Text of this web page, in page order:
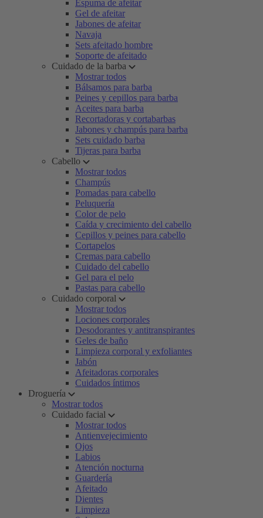
Espuma de afeitar
Gel de afeitar
Jabones de afeitar
Navaja
Sets afeitado hombre
Soporte de afeitado
Cuidado de la barba
Mostrar todos
Bálsamos para barba
Peines y cepillos para barba
Aceites para barba
Recortadoras y cortabarbas
Jabones y champús para barba
Sets cuidado barba
Tijeras para barba
Cabello
Mostrar todos
Champús
Pomadas para cabello
Peluquería
Color de pelo
Caída y crecimiento del cabello
Cepillos y peines para cabello
Cortapelos
Cremas para cabello
Cuidado del cabello
Gel para el pelo
Pastas para cabello
Cuidado corporal
Mostrar todos
Lociones corporales
Desodorantes y antitranspirantes
Geles de baño
Limpieza corporal y exfoliantes
Jabón
Afeitadoras corporales
Cuidados íntimos
Droguería
Mostrar todos
Cuidado facial
Mostrar todos
Antienvejecimiento
Ojos
Labios
Atención nocturna
Guardería
Afeitado
Dientes
Limpieza